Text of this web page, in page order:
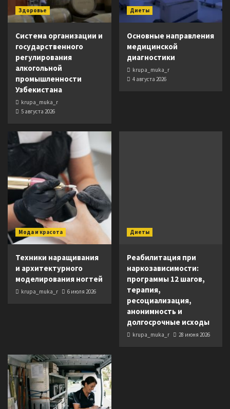
Здоровье
Система организации и
государственного
регулирования
алкогольной
промышленности
Узбекистана
krupa_muka_r
5 августа 2026
Диеты
Основные направления
медицинской
диагностики
krupa_muka_r
4 августа 2026
Мода и красота
Техники наращивания
и архитектурного
моделирования ногтей
krupa_muka_r 6 июля 2026
Диеты
Реабилитация при
наркозависимости:
программы 12 шагов,
терапия,
ресоциализация,
анонимность и
долгосрочные исходы
krupa_muka_r 28 июня 2026